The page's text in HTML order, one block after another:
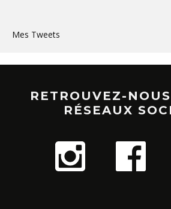
Mes Tweets
RETROUVEZ-
RÉSEAUX